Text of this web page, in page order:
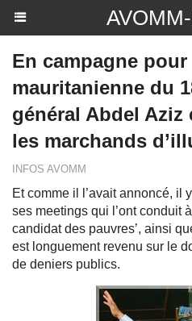
En campagne
mauritanienne du
général Abdel Aziz
les marchands
INFOS AVOMM
Et comme il l’avait annoncé, il
ses meetings qui l’ont conduit
candidat des pauvres’, ainsi
est longuement revenu sur le
de deniers publics.